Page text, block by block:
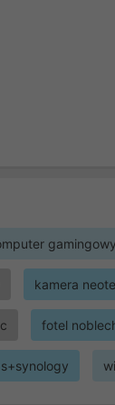
gamingowy
kamera
fotel